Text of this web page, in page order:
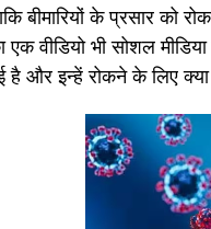
बीमारियों के प्रसार
एक वीडियो भी सोशल
और इन्हें रोकने के लिए क्या